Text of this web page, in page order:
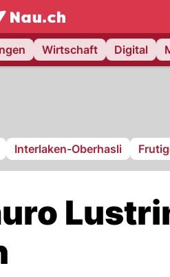
NAU.ch
Wirtschaft Digital
Interlaken-Oberhasli